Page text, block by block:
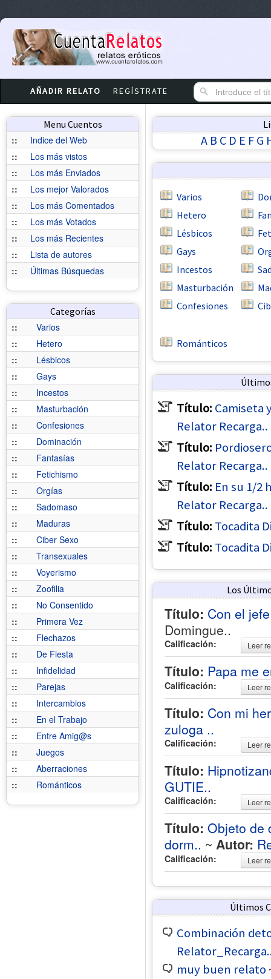
AÑADIR RELATO REGÍSTRATE
Menu Cuentos
::
Indice del Web
::
Los más vistos
::
Los más Enviados
::
Los mejor Valorados
::
Los más Comentados
::
Los más Votados
::
Los más Recientes
::
Lista de autores
::
Últimas Búsquedas
Categorías
::
Varios
::
Hetero
::
Lésbicos
::
Gays
::
Incestos
::
Masturbación
::
Confesiones
::
Dominación
::
Fantasías
::
Fetichismo
::
Orgías
::
Sadomaso
::
Maduras
::
Ciber Sexo
::
Transexuales
::
Voyerismo
::
Zoofilia
::
No Consentido
::
Primera Vez
::
Flechazos
::
De Fiesta
::
Infidelidad
::
Parejas
::
Intercambios
::
En el Trabajo
::
Entre Amig@s
::
Juegos
::
Aberraciones
::
Románticos
A B C D E F G
Varios
Hetero
Lésbicos
Gays
Incestos
Masturbación
Confesiones
Románticos
Título: Camiseta
Relator Recarga..
Título:
Relator Recarga..
Título: En su 1/2
Relator Recarga..
Título: Tocadita
Título: Tocadita
Los
Título: Con el
Domingue..
Calificación: Leer
Título: Papa me
Calificación: Leer
Título: Con mi
zuloga ..
Calificación: Leer
Título:
GUTIE..
Calificación: Leer
Título: Objeto de
dorm.. ~ Autor:
Calificación: Leer
Últimos
Combinación
muy buen relato